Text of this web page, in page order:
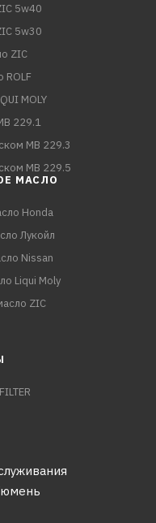
5w40
5w30
ZIC
ROLF
MOLY
229.1
MB 229.3
MB 229.5
МАСЛО
Honda
Лукойл
Nissan
Liqui Moly
ZIC